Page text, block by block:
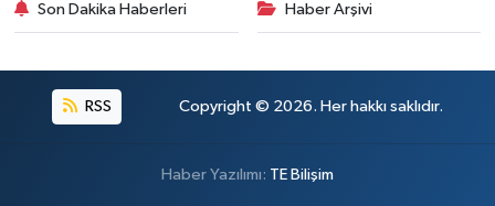
Son Dakika Haberleri Haber Arşivi
RSS Copyright © 2026. Her hakkı saklıdır.
Haber Yazılımı: TE Bilişim